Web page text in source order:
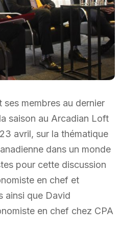
membres au dernier
saison au Arcadian Loft
avril, sur la thématique
dans un monde
pour cette discussion
en chef et
ainsi que David
en chef chez CPA